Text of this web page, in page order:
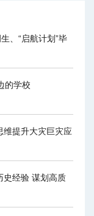
、“启航计划”毕
的学校
维提升大灾巨灾应
史经验 谋划高质